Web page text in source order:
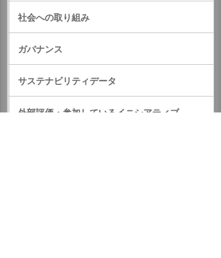
社会への取り組み
ガバナンス
サステナビリティデータ
外部評価・参加しているイニシアティブ